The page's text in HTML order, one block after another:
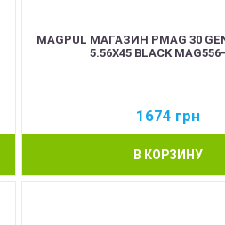
MAGPUL МАГАЗИН PMAG 30
5.56X45 BLACK
1674 грн
В КОРЗИНУ